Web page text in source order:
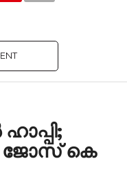
ജോസ് കെ